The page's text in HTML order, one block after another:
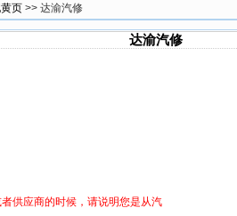
页 >> 达渝汽修
达渝汽修
供应商的时候，请说明您是从汽